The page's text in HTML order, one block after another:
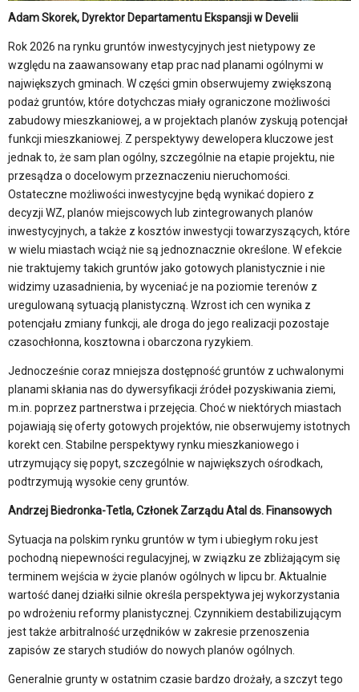
Adam Skorek, Dyrektor Departamentu Ekspansji w Develii
Rok 2026 na rynku gruntów inwestycyjnych jest nietypowy ze
względu na zaawansowany etap prac nad planami ogólnymi w
największych gminach. W części gmin obserwujemy zwiększoną
podaż gruntów, które dotychczas miały ograniczone możliwości
zabudowy mieszkaniowej, a w projektach planów zyskują potencjał
funkcji mieszkaniowej. Z perspektywy dewelopera kluczowe jest
jednak to, że sam plan ogólny, szczególnie na etapie projektu, nie
przesądza o docelowym przeznaczeniu nieruchomości.
Ostateczne możliwości inwestycyjne będą wynikać dopiero z
decyzji WZ, planów miejscowych lub zintegrowanych planów
inwestycyjnych, a także z kosztów inwestycji towarzyszących, które
w wielu miastach wciąż nie są jednoznacznie określone. W efekcie
nie traktujemy takich gruntów jako gotowych planistycznie i nie
widzimy uzasadnienia, by wyceniać je na poziomie terenów z
uregulowaną sytuacją planistyczną. Wzrost ich cen wynika z
potencjału zmiany funkcji, ale droga do jego realizacji pozostaje
czasochłonna, kosztowna i obarczona ryzykiem.
Jednocześnie coraz mniejsza dostępność gruntów z uchwalonymi
planami skłania nas do dywersyfikacji źródeł pozyskiwania ziemi,
m.in. poprzez partnerstwa i przejęcia. Choć w niektórych miastach
pojawiają się oferty gotowych projektów, nie obserwujemy istotnych
korekt cen. Stabilne perspektywy rynku mieszkaniowego i
utrzymujący się popyt, szczególnie w największych ośrodkach,
podtrzymują wysokie ceny gruntów.
Andrzej Biedronka-Tetla, Członek Zarządu Atal ds. Finansowych
Sytuacja na polskim rynku gruntów w tym i ubiegłym roku jest
pochodną niepewności regulacyjnej, w związku ze zbliżającym się
terminem wejścia w życie planów ogólnych w lipcu br. Aktualnie
wartość danej działki silnie określa perspektywa jej wykorzystania
po wdrożeniu reformy planistycznej. Czynnikiem destabilizującym
jest także arbitralność urzędników w zakresie przenoszenia
zapisów ze starych studiów do nowych planów ogólnych.
Generalnie grunty w ostatnim czasie bardzo drożały, a szczyt tego